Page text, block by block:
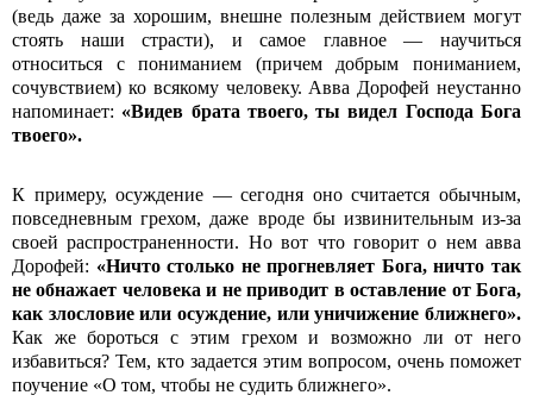
(ведь даже за хорошим, внешне полезным действием могут
стоять наши страсти), и самое главное — научиться
относиться с пониманием (причем добрым пониманием,
сочувствием) ко всякому человеку. Авва Дорофей неустанно
напоминает: «Видев брата твоего, ты видел Господа Бога
твоего».
К примеру, осуждение — сегодня оно считается обычным,
повседневным грехом, даже вроде бы извинительным из-за
своей распространенности. Но вот что говорит о нем авва
Дорофей: «Ничто столько не прогневляет Бога, ничто так
не обнажает человека и не приводит в оставление от Бога,
как злословие или осуждение, или уничижение ближнего».
Как же бороться с этим грехом и возможно ли от него
избавиться? Тем, кто задается этим вопросом, очень поможет
поучение «О том, чтобы не судить ближнего».